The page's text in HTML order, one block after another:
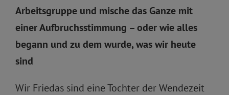
Arbeitsgruppe und mische das Ganze mit
einer Aufbruchsstimmung – oder wie alles
begann und zu dem wurde, was wir heute
sind
Wir Friedas sind eine Tochter der Wendezeit